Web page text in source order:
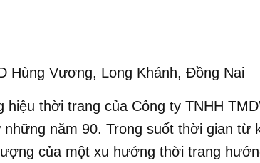
Hùng Vương, Long Khánh, Đồng Nai
hiệu thời trang của Công ty TNHH
năm 90. Trong suốt thời gian từ
của một xu hướng thời trang